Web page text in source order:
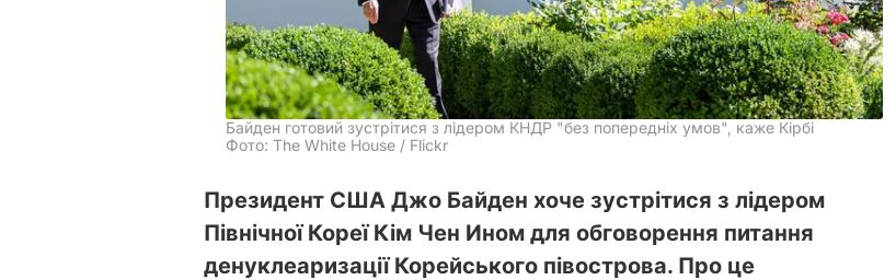
Байден готовий зустрітися з лідером КНДР "без попередніх умов", каже Кірбі
Фото: The White House / Flickr
Президент США Джо Байден хоче зустрітися з лідером
Північної Кореї Кім Чен Ином для обговорення питання
денуклеаризації Корейського півострова. Про це